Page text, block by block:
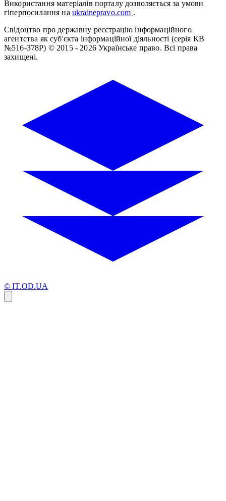
Використання матеріалів порталу дозволяється за умови
гіперпосилання на ukrainepravo.com .
Свідоцтво про державну реєстрацію інформаційного
агентства як суб'єкта інформаційної діяльності (серія КВ
№516-378Р) © 2015 - 2026 Українське право. Всі права
захищені.
© IT.OD.UA